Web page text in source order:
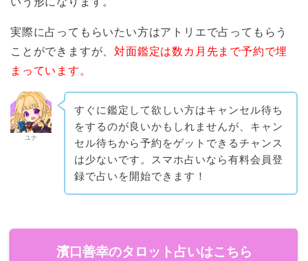
実際に占ってもらいたい方はアトリエで占ってもらう
ことができますが、対面鑑定は数カ月先まで予約で埋
まっています。
ユナ
すぐに鑑定して欲しい方はキャンセル待ち
をするのが良いかもしれませんが、キャン
セル待ちから予約をゲットできるチャンス
は少ないです。スマホ占いなら有料会員登
録で占いを開始できます！
濱口善幸のタロット占いはこちら